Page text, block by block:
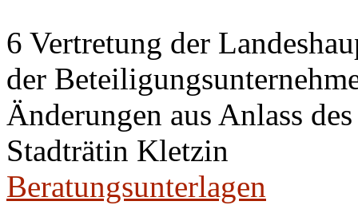
6 Vertretung der
der
Änderungen aus Anlass
Stadträtin Kletzin
Beratungsunterlagen